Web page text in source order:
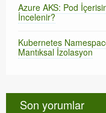
Azure AKS: Pod
İncelenir?
Kubernetes
Mantıksal İzolasyon
Son yorumlar